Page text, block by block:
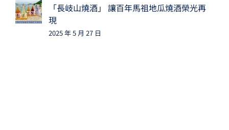
「長岐山燒酒」 讓百年馬祖地瓜燒酒榮光再
現
2025 年 5 月 27 日